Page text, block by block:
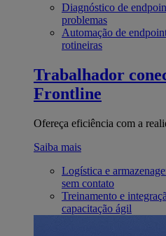
Diagnóstico de
problemas
Automação de
rotineiras
Trabalhador
Frontline
Ofereça eficiência com a
Saiba mais
Logística e
sem contato
Treinamento e
capacitação ágil